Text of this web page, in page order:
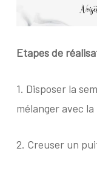
Etapes de
1. Disposer la
mélanger avec
2. Creuser un